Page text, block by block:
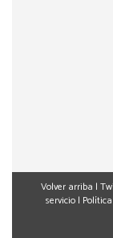
Volver arriba |
servicio|